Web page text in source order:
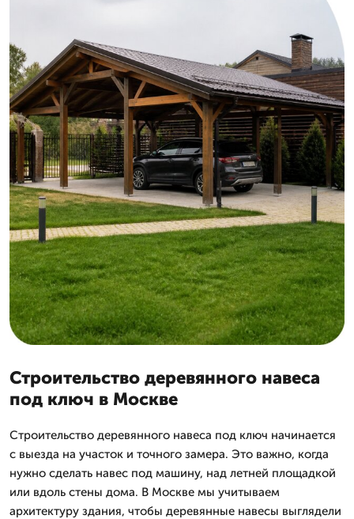
Строительство деревянного навеса
под ключ в Москве
Строительство деревянного навеса под ключ начинается
с выезда на участок и точного замера. Это важно, когда
нужно сделать навес под машину, над летней площадкой
или вдоль стены дома. В Москве мы учитываем
архитектуру здания, чтобы деревянные навесы выглядели